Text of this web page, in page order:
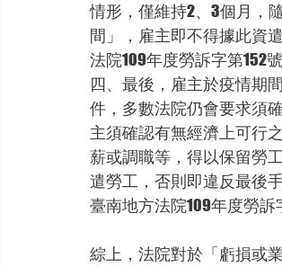
情形，僅維持2、3個月，
間」，雇主即不得據此資
法院109年度勞訴字第152號
四、最後，雇主於疫情期
件，多數法院仍會要求須
主須確認有無經濟上可行
薪或調職等，得以保留勞
遣勞工，否則即違反最後
臺南地方法院109年度勞
綜上，法院對於「虧損或